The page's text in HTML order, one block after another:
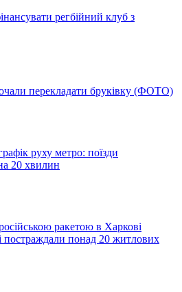
регбійний клуб з
перекладати бруківку (ФОТО)
руху метро: поїзди
20 хвилин
ракетою в Харкові
постраждали понад 20 житлових